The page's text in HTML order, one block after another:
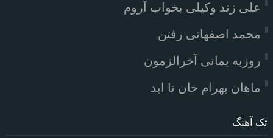
علی زند وکیلی بخواب آروم
محمد اصفهانی رفتن
روزبه بمانی آخرالزمون
ماهان بهرام خان تا ابد
تک آهنگ